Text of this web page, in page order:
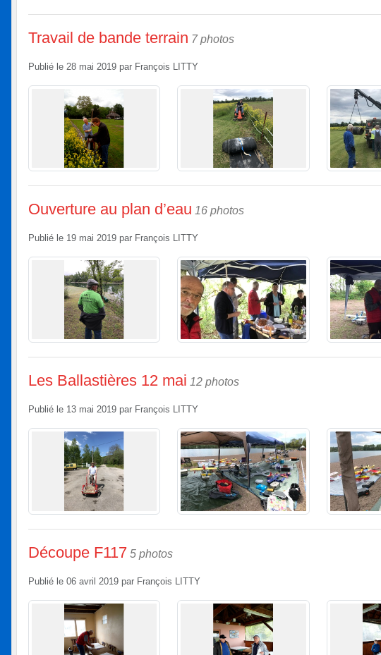
Travail de bande terrain 7 photos
Publié le 28 mai 2019 par François LITTY
Ouverture au plan d’eau 16 photos
Publié le 19 mai 2019 par François LITTY
Les Ballastières 12 mai 12 photos
Publié le 13 mai 2019 par François LITTY
Découpe F117 5 photos
Publié le 06 avril 2019 par François LITTY